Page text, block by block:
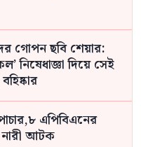
গোপন ছবি শেয়ার:
নিষেধাজ্ঞা দিয়ে সেই
এপিবিএনের
নারী আটক